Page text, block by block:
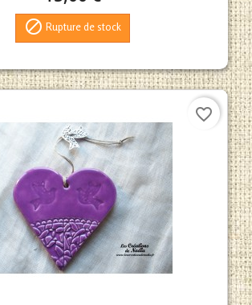
 Rupture de stock
favorite_border